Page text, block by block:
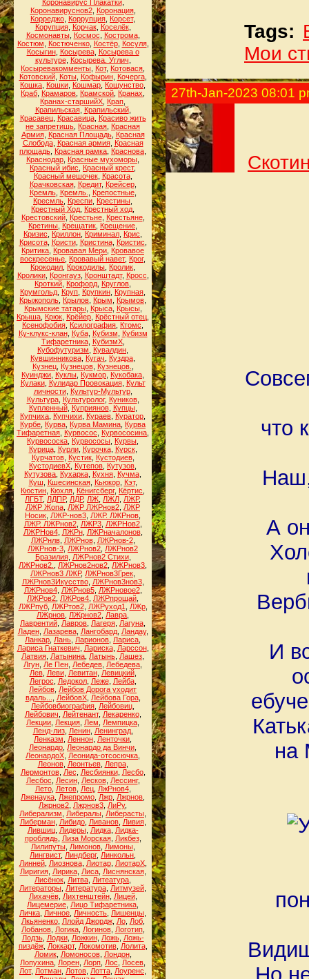
Коронавирус Плакатки,
Коронавируснов2, Коронация,
Корреджо Коррупция Корсет,
Корупция, Корчак, Коселёк,
Космонавты, Космос Кострома,
Костюм
Костюченко, Костёр, Косуля,
Косыгин, Косырева, Косырева о
культуре, Косырева. Углич
Косыревакомменты Кот, Котовася
Котовский, Коты, Кофырин, Кочерга,
Кошка Кошки Кошмар Кощунство
Краб Крамаров Крамской Кранах
Кранах-старшийХ Крап
Крапильская, Крапильский,
Красавец, Красавица, Красиво жить
не запретишь Красная Красная
Армия, Красная Площадь, Красная
Слобода, Красная армия, Красная
площадь Красная рамка Краснова
Краснодар Красные мухоморы
Красный ибис
Красный крест,
Красный мешочек, Красота,
Крачковская, Кредит, Крейсер,
Кремль, Кремль. Крепостные,
Кресмль Креспи Крестины
Крестный Ход Крестный ход
Крестовский, Крестьне, Крестьяне,
Кретины Крещатик Крещение
Кризис
Криллон Криминал Крис
Крисота, Кристи, Кристина, Кристис
Критика Кровавая Мери Кровавое
воскресенье Кровавый навет, Крог,
Крокодил Крокодилы Кролик
Кролики, Кронгауз, Кронштадт, Кросс
Кроткий Крофорд Круглов
Крумгольд Круп Крупкин Крупная
Крыжополь Крылов Крым Крымов
Крымские татары, Крыса, Крысы,
Крыша Крюк Крёйер Крёстный отец
Ксенофобия Ксилография Ктомс
Ку-клукс-клан, Куба, Кубизм
Кубизм
Тифаретника, КубизмХ,
Кубофутуризм
Кувалдин
Кувшинникова Кугач Куздра
Кузнец, Кузнецов, Кузнецов.
Куинджи Куклы Кукмор Кукобака
Кулаки, Кулидар Провокация, Культ
личности, Культур-Мультур,
Культура, Культуролог, Куников,
Купленный, Куприянов, Купцы,
Купчиха Купчихи Кураев Куратор
Курбе Курва Курва Мамина Курва
Тифаретная Курвосос Курвососина
Курвососка Курвососы Курвы
Курица, Курли, Курочка, Курск,
Курчатов, Кустик, Кустодиев,
КустодиевХ Кутепов Кутузов
Кутузова Кухарка Кухня Кучма
Куш
Кшесинская, Кьюкор, Кэт,
Кюстин Кюхля Кёнигсберг, Кёртис
ЛГБТ, ЛДПР, ЛДР, ЛЖ ЛЖЛ ЛЖР,
ЛЖР Жопа ЛЖР ЛЖРнов2 ЛЖР
Носик ЛЖР-нов3 ЛЖР. ЛЖРнов
ЛЖР. ЛЖРнов2, ЛЖР3, ЛЖРНов2,
ЛЖРНов4, ЛЖРн, ЛЖРначалонов,
ЛЖРнлв, ЛЖРнов, ЛЖРнов-2,
ЛЖРнов-3 ЛЖРнов2 ЛЖРнов2
Бразилия, ЛЖРнов2 Стихи,
ЛЖРнов2.
ЛЖРнов2нов2 ЛЖРнов3
ЛЖРнов3 ЛЖР, ЛЖРнов3Грек
ЛЖРнов3Икусство, ЛЖРнов3нов3,
ЛЖРнов4, ЛЖРнов5, ЛЖРновое2,
ЛЖРов2 ЛЖРов4 ЛЖРпрощай
ЛЖРпуб, ЛЖРтов2, ЛЖРуход1 ЛЖр,
ЛЖрнов ЛЖрнов2 Лавра
Лаврентий Лавров Лагеря Лагуна
Ладен, Лазарева, Лангобард, Ландау,
Ланкар Лань Ларионов Лариса
Лариса Гнаткевич
Лариска, Ларссон,
Латвия Латынина Латынь Лашез
Лгун Ле Пен Лебедев Лебедева
Лев, Леви, Левитан, Левицкий,
Легрос
Ледокол, Леже, Лейба,
Лейбов Лейбов Дорога уходит
вдаль...
ЛейбовХ, Лейбова Гора,
Лейбовбиография Лейбовиц
Лейбович
Лейтенант, Лекаренко,
Лекции Лекция Лем Лемпицка
Ленд-лиз, Ленин, Ленинград,
Ленказм
Леннон Ленточки
Леонардо Леонардо да Винчи
ЛеонардоХ Леонида-отсосючка
Леонов, Леонтьев, Лепра,
Лермонтов, Лес Лесбиянки, Лесбо,
Лесбос
Лесин, Лесков, Лессинг,
Лето, Летов, Лец, ЛжРнов4,
Лженаука Лжепромо Лжр Лжрнов
Лжрнов2 Лжрнов3 ЛиРу,
Либерализм
Либералы Либерасты
Либерман, Либидо, Ливанов, Ливия,
Лившиц, Лидеры, Лидка, Лидка-
проблядь, Лиза Морская, Ликбез,
Лилипуты, Лимонов, Лимоны,
Лингвист, Линдберг, Линкольн
Линней, Лиознова, Лиотар, ЛиотарХ,
Лиригия, Лирика, Лиса, Лиснянская,
Лисёнок Литва Литеатура
Литераторы Литература Литмузей
Лихачёв, Лихтенштейн, Лицей,
Лицемерие Лицо Тифаретника
Личка Личное Личность Лишенцы
Лкьяненко, Ллойд Джордж, Ло, Лоб,
Лобанов, Логика, Логинов, Логотип,
Лодзь, Лодки, Ложкин, Ложь, Ложь-
пиздёж, Локкарт, Локомотив, Лолита,
Ломик, Ломоносов, Лондон,
Лопухина Лорен Лорп Лос Лосев
Лот, Лотман Лотов Лотта Лоуренс
Tags:
Мои
27th-Jan-2023 08:01
что
А
И
на